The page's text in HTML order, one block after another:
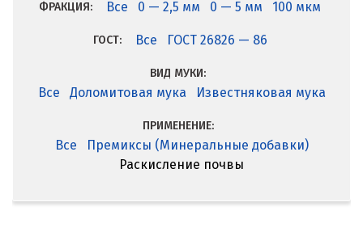
ФРАКЦИЯ: Все 0 — 2,5 мм 0 — 5 мм 100 мкм
ГОСТ: Все ГОСТ 26826 — 86
ВИД МУКИ:
Все Доломитовая мука Известняковая мука
ПРИМЕНЕНИЕ:
Все
Премиксы (Минеральные добавки)
Раскисление почвы